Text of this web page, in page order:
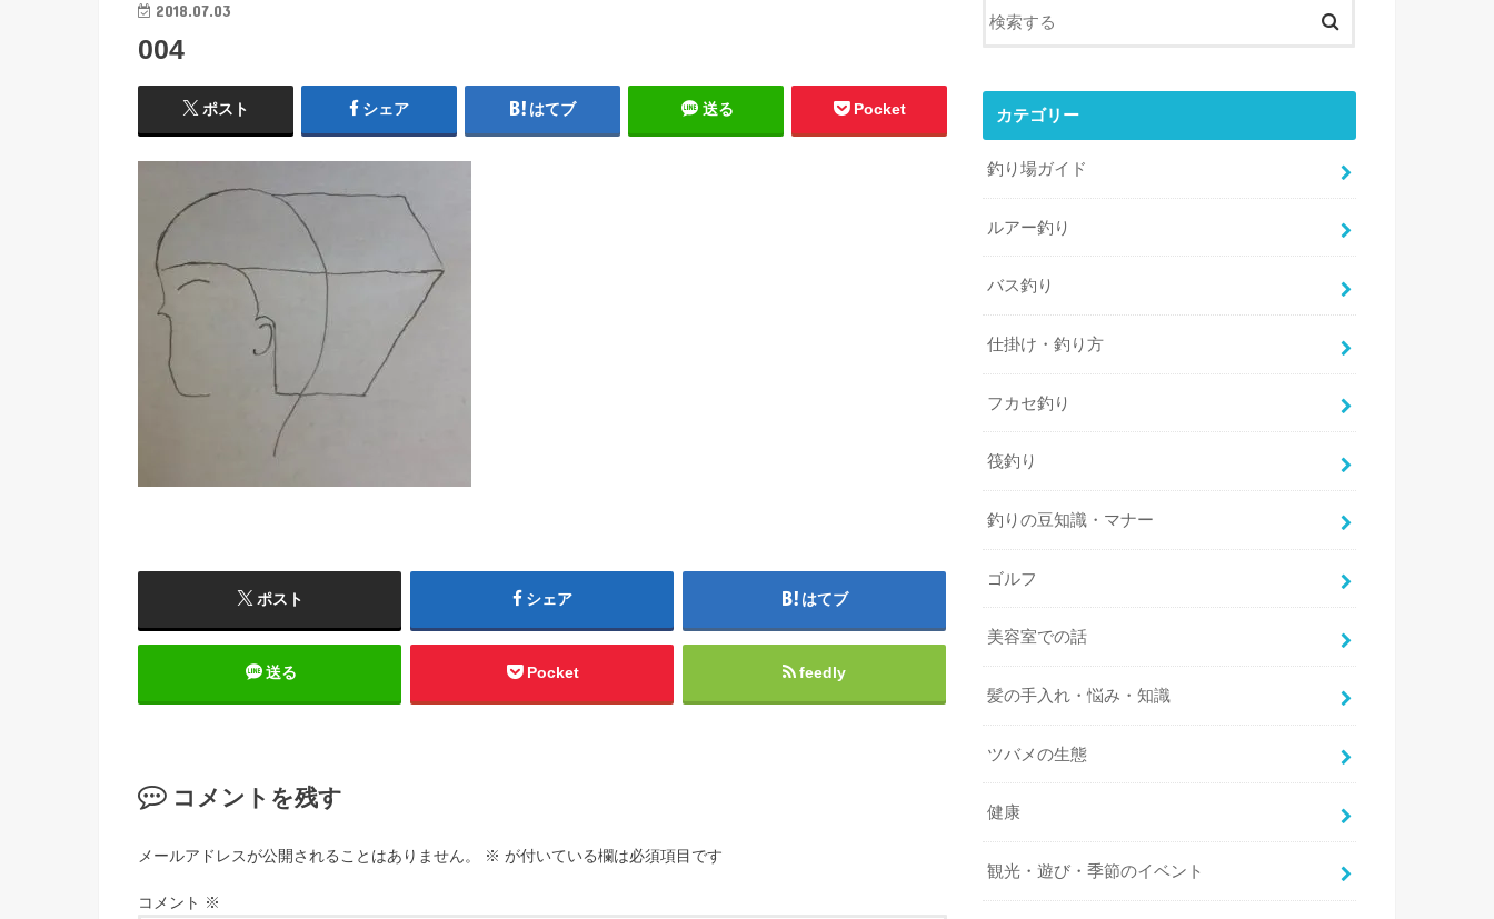
2018.07.03
004
ポスト シェア はてブ 送る Pocket
ポスト シェア はてブ
送る Pocket feedly
コメントを残す
メールアドレスが公開されることはありません。 ※ が付いている欄は必須項目です
コメント ※
カテゴリー
釣り場ガイド
ルアー釣り
バス釣り
仕掛け・釣り方
フカセ釣り
筏釣り
釣りの豆知識・マナー
ゴルフ
美容室での話
髪の手入れ・悩み・知識
ツバメの生態
健康
観光・遊び・季節のイベント